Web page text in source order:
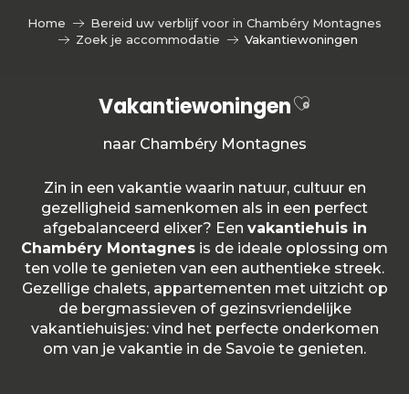
Home
Bereid uw verblijf voor in Chambéry Montagnes
Zoek je accommodatie
Vakantiewoningen
VakantiewoningenAjouter
naar Chambéry Montagnes
Zin in een vakantie waarin natuur, cultuur en
gezelligheid samenkomen als in een perfect
afgebalanceerd elixer? Een vakantiehuis in
Chambéry Montagnes is de ideale oplossing om
ten volle te genieten van een authentieke streek.
Gezellige chalets, appartementen met uitzicht op
de bergmassieven of gezinsvriendelijke
vakantiehuisjes: vind het perfecte onderkomen
om van je vakantie in de Savoie te genieten.